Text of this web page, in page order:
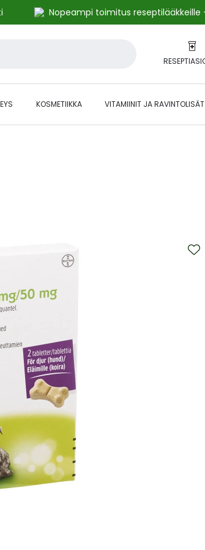
Nopeampi toimitus reseptilääkkeille
KOSMETIIKKA VITAMIINIT JA RAVINTOLISÄT